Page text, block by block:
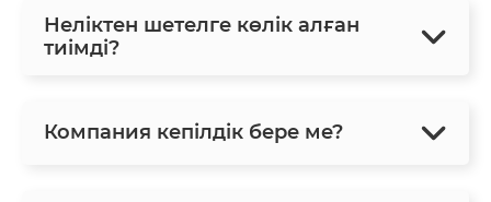
Неліктен шетелге көлік алған
тиімді?
Компания кепілдік бере ме?